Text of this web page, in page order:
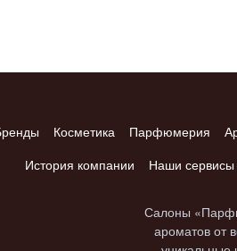
Косметика Парфюмерия
История компании
Наши сервисы
Салоны
ароматов от